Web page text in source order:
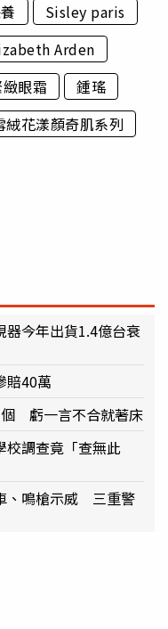
Sisley paris
Arden
眼霜
鍾瑤
絨花漾顏奇肌系列
今年出貨1.4億台衰
賠40萬
個 虧一言不合就著床
調查竟「查無此
、鳴槍示威 三重警